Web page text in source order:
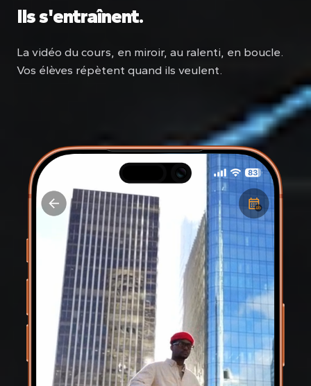
Ils s'entraînent.
La vidéo du cours, en miroir, au ralenti, en boucle.
Vos élèves répètent quand ils veulent.